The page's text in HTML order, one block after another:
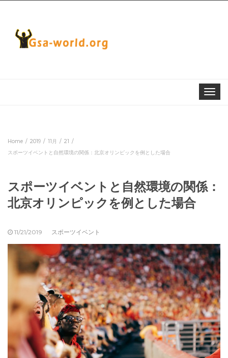
Toggle
Home 2019 11月
21
スポーツイベントと自然環境の関係：北京オリンピックを例とした場合
スポーツイベントと自然環境の関係：
北京オリンピックを例とした場合
11/21/2019 スポーツイベント